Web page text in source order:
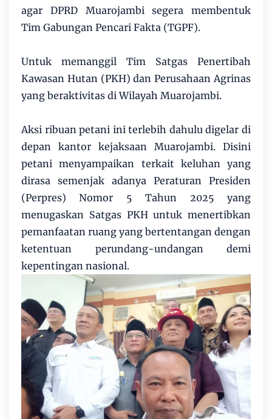
agar DPRD Muarojambi segera membentuk
Tim Gabungan Pencari Fakta (TGPF).
Untuk memanggil Tim Satgas Penertibah
Kawasan Hutan (PKH) dan Perusahaan Agrinas
yang beraktivitas di Wilayah Muarojambi.
Aksi ribuan petani ini terlebih dahulu digelar di
depan kantor kejaksaan Muarojambi. Disini
petani menyampaikan terkait keluhan yang
dirasa semenjak adanya Peraturan Presiden
(Perpres) Nomor 5 Tahun 2025 yang
menugaskan Satgas PKH untuk menertibkan
pemanfaatan ruang yang bertentangan dengan
ketentuan perundang-undangan demi
kepentingan nasional.